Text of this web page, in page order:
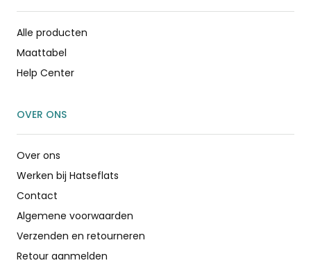
Alle producten
Maattabel
Help Center
OVER ONS
Over ons
Werken bij Hatseflats
Contact
Algemene voorwaarden
Verzenden en retourneren
Retour aanmelden